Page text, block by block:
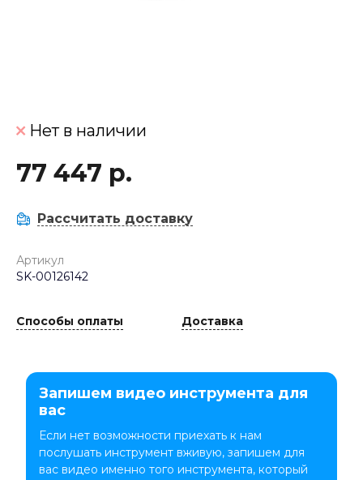
Нет в наличии
77 447 р.
Рассчитать доставку
Артикул
SK-00126142
Способы оплаты Доставка
Запишем видео инструмента для
вас
Если нет возможности приехать к нам
послушать инструмент вживую, запишем для
вас видео именно того инструмента, который